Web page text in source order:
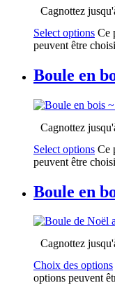
Cagnottez
Select options Ce
peuvent être
Boule en
Cagnottez
Select options Ce
peuvent être
Boule en
Cagnottez
Choix des options
options peuvent